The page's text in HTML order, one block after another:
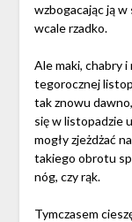
wzbogacając ją w
wcale rzadko.
Ale maki, chabry
tegorocznej
tak znowu
się w listopadzie
mogły zjeżdżać
takiego obrotu
nóg, czy rąk.
Tymczasem